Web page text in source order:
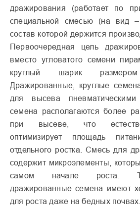
дражирования (работает по
специальной смесью (на вид
состав которой держится
Первоочередная цель
вместо угловатого семени
круглый шарик
Дражированные, круглые
для высева
семена располагаются более
при высеве, что
оптимизирует площадь
отдельного ростка. Смесь для
содержит микроэлементы,
самом начале роста.
дражированные семена имеют
для роста даже на бедных почвах.